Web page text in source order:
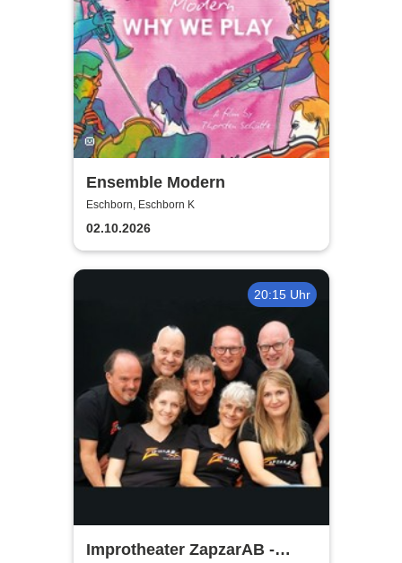
Ensemble Modern
Eschborn, Eschborn K
02.10.2026
20:15 Uhr
Improtheater ZapzarAB -